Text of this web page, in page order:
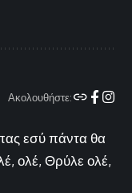
Ακολουθήστε:
εσύ πάντα θα
ολέ, Θρύλε ολέ,